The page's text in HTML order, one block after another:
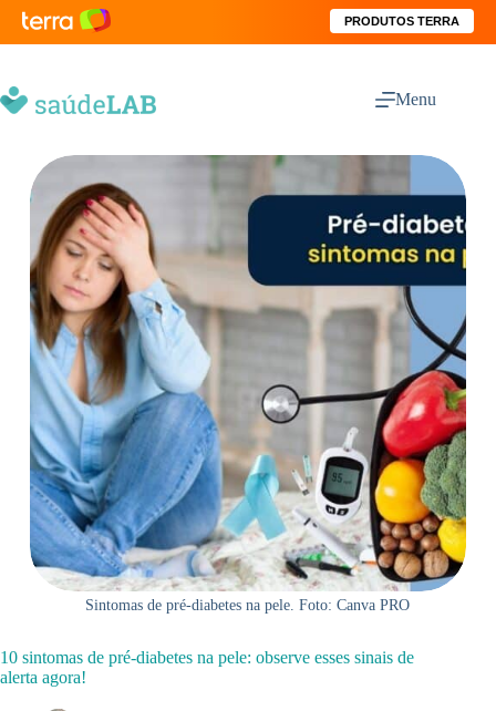
PRODUTOS TERRA
Menu
Sintomas de pré-diabetes na pele. Foto: Canva PRO
10 sintomas de pré-diabetes na pele: observe esses sinais de
alerta agora!